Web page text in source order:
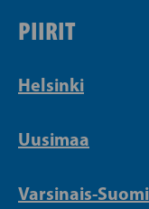
PIIRIT
Helsinki
Uusimaa
Varsinais-Suomi